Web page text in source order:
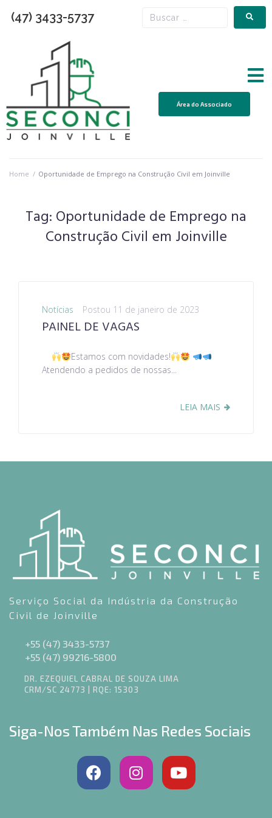
(47) 3433-5737
Área do Associado
Home / Oportunidade de Emprego na Construção Civil em Joinville
Tag: Oportunidade de Emprego na
Construção Civil em Joinville
Notícias Postou 11 de janeiro de 2023
PAINEL DE VAGAS
Estamos com novidades!
Atendendo a pedidos de nossas...
LEIA MAIS
Serviço Social da Indústria da Construção
Civil de Joinville
+55 (47) 3433-5737
+55 (47) 99216-5800
DR. EZEQUIEL CABRAL DE SOUZA LIMA
CRM/SC 24773 | RQE: 15303
Siga-Nos Também Nas Redes Sociais